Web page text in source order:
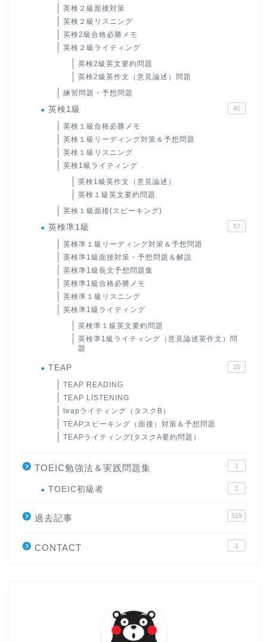
英検２級面接対策
英検２級リスニング
英検2級合格必勝メモ
英検２級ライティング
英検2級英文要約問題
英検2級英作文（意見論述）問題
練習問題・予想問題
英検1級 40
英検１級合格必勝メモ
英検１級リーディング対策＆予想問題
英検１級リスニング
英検1級ライティング
英検1級英作文（意見論述）
英検１級英文要約問題
英検１級面接(スピーキング)
英検準1級 57
英検準１級リーディング対策＆予想問題
英検準1級面接対策・予想問題＆解説
英検準1級長文予想問題集
英検準1級合格必勝メモ
英検準１級リスニング
英検準1級ライティング
英検準１級英文要約問題
英検準1級ライティング（意見論述英作文）問
題
TEAP 15
TEAP READING
TEAP LISTENING
teapライティング（タスクB）
TEAPスピーキング（面接）対策＆予想問題
TEAPライティング(タスクA要約問題）
TOEIC勉強法＆実践問題集 1
TOEIC初級者 1
過去記事 519
CONTACT 1
大学入試英語対策講座